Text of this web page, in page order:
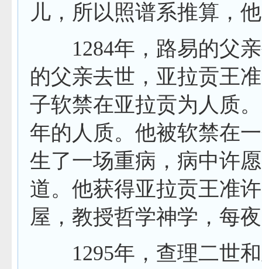
儿，所以照谱系推算，
1284年，路易的父
的父亲去世，亚拉贡王
子软禁在亚拉贡为人质
年的人质。他被软禁在
生了一场重病，病中许
道。他获得亚拉贡王准
屋，教授哲学神学，每
1295年，查理二世